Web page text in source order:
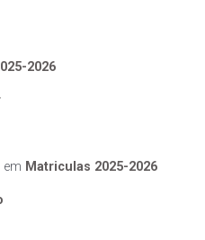
2026
em Matriculas 2025-2026